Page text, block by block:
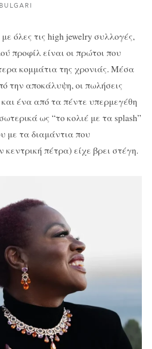
όλες τις high jewelry συλλογές,
προφίλ είναι οι πρώτοι που
κομμάτια της χρονιάς. Μέσα
την αποκάλυψη, οι πωλήσεις
και ένα από τα πέντε υπερμεγέθη
ως “το κολιέ με τα splash”
με τα διαμάντια που
κεντρική πέτρα) είχε βρει στέγη.